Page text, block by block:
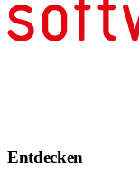
Entdecken